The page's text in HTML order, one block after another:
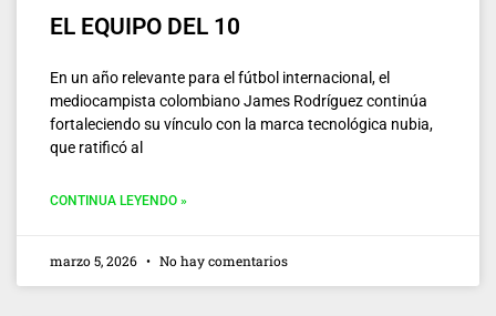
EL EQUIPO DEL 10
En un año relevante para el fútbol internacional, el
mediocampista colombiano James Rodríguez continúa
fortaleciendo su vínculo con la marca tecnológica nubia,
que ratificó al
CONTINUA LEYENDO »
marzo 5, 2026 No hay comentarios